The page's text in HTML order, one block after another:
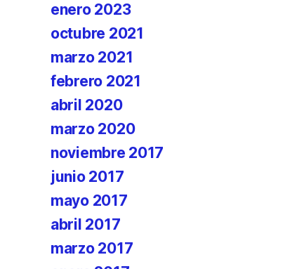
enero 2023
octubre 2021
marzo 2021
febrero 2021
abril 2020
marzo 2020
noviembre 2017
junio 2017
mayo 2017
abril 2017
marzo 2017